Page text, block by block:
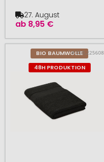
ab 8,95 €
27. August
BIO BAUMWOLLE
48H PRODUKTION
# 350.225608